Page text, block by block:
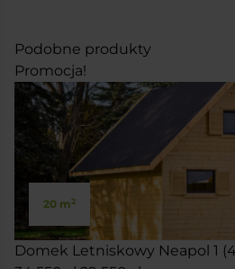
Podobne produkty
Promocja!
20 m2
Domek Letniskowy Neapol 1